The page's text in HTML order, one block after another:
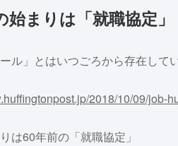
まりは「就職協定」
ル」とはいつごろから存在して
2018/10/09/job-
は60年前の「就職協定」